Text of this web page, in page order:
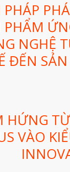
PHÁP
PHẨM
NGHỆ
ĐẾN
HỨNG
VÀO